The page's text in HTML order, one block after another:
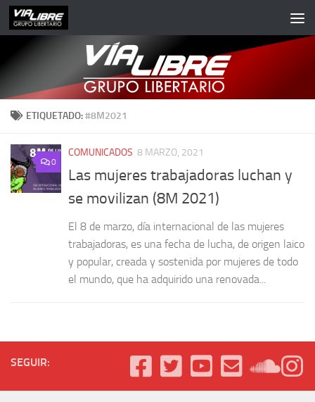
Saltar al contenido
ETIQUETADO:#8M2021
0
COMUNICADOS 8 MARZO, 2021
Las mujeres trabajadoras luchan y
se movilizan (8M 2021)
El 8 de marzo, día internacional de las mujeres
trabajadoras, es una fecha de lucha, de origen laico
y popular, creada y sostenida por mujeres de todo
el mundo, que ha adquirido una renovada...
SEGUIR: